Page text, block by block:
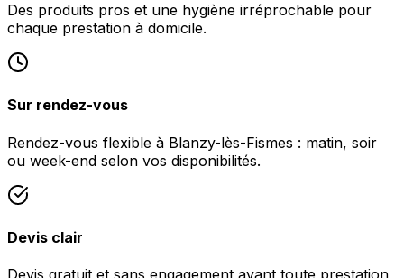
Des produits pros et une hygiène irréprochable pour
chaque prestation à domicile.
Sur rendez-vous
Rendez-vous flexible à Blanzy-lès-Fismes : matin, soir
ou week-end selon vos disponibilités.
Devis clair